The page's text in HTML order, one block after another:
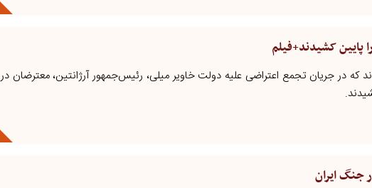
پایین کشیدند+فیلم
که در جریان تجمع اعتراضی علیه دولت خاویر میلی، رئیس‌جمهور آرژانتین، معترضان در
جنگ ایران